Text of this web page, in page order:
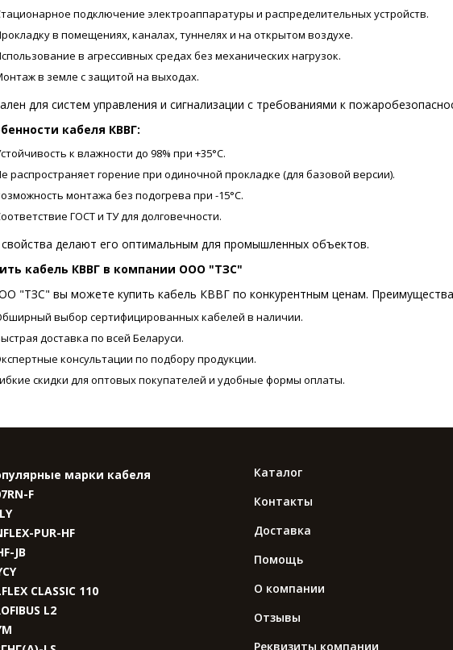
подключение электроаппаратуры и распределительных устройств.
в помещениях, каналах, туннелях и на открытом воздухе.
в агрессивных средах без механических нагрузок.
в земле с защитой на выходах.
для систем управления и сигнализации с требованиями к
кабеля КВВГ:
к влажности до 98% при +35°C.
распространяет горение при одиночной прокладке (для базовой версии).
монтажа без подогрева при -15°C.
ГОСТ и ТУ для долговечности.
делают его оптимальным для промышленных объектов.
кабель КВВГ в компании ООО "ТЗС"
"ТЗС" вы можете купить кабель КВВГ по конкурентным ценам.
выбор сертифицированных кабелей в наличии.
доставка по всей Беларуси.
консультации по подбору продукции.
скидки для оптовых покупателей и удобные формы оплаты.
марки кабеля
F
PUR-HF
JB
CLASSIC 110
L2
Каталог
Контакты
Доставка
Помощь
О компании
Отзывы
Реквизиты компании